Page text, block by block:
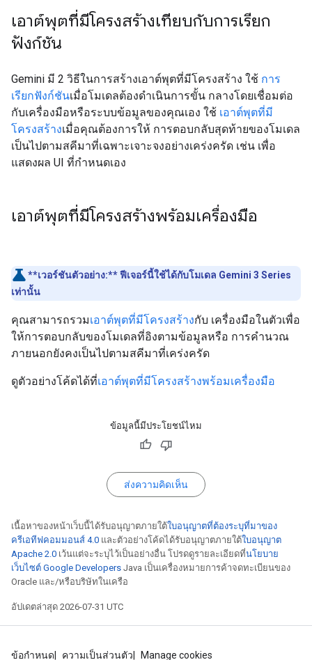
เอาต์พุตที่มีโครงสร้างเทียบกับการเรียก
ฟังก์ชัน
Gemini มี 2 วิธีในการสร้างเอาต์พุตที่มีโครงสร้าง ใช้ การ
เรียกฟังก์ชันเมื่อโมเดลต้องดำเนินการขั้น กลางโดยเชื่อมต่อ
กับเครื่องมือหรือระบบข้อมูลของคุณเอง ใช้ เอาต์พุตที่มี
โครงสร้างเมื่อคุณต้องการให้ การตอบกลับสุดท้ายของโมเดล
เป็นไปตามสคีมาที่เฉพาะเจาะจงอย่างเคร่งครัด เช่น เพื่อ
แสดงผล UI ที่กำหนดเอง
เอาต์พุตที่มีโครงสร้างพร้อมเครื่องมือ
**เวอร์ชันตัวอย่าง:**ฟีเจอร์นี้ใช้ได้กับโมเดล Gemini 3 Series
เท่านั้น
คุณสามารถรวมเอาต์พุตที่มีโครงสร้างกับ เครื่องมือในตัวเพื่อ
ให้การตอบกลับของโมเดลที่อิงตามข้อมูลหรือ การคำนวณ
ภายนอกยังคงเป็นไปตามสคีมาที่เคร่งครัด
ดูตัวอย่างโค้ดได้ที่เอาต์พุตที่มีโครงสร้างพร้อมเครื่องมือ
ข้อมูลนี้มีประโยชน์ไหม
ส่งความคิดเห็น
เนื้อหาของหน้าเว็บนี้ได้รับอนุญาตภายใต้ใบอนุญาตที่ต้องระบุที่มาของ
ครีเอทีฟคอมมอนส์ 4.0 และตัวอย่างโค้ดได้รับอนุญาตภายใต้ใบอนุญาต
Apache 2.0 เว้นแต่จะระบุไว้เป็นอย่างอื่น โปรดดูรายละเอียดที่นโยบาย
เว็บไซต์ Google Developers Java เป็นเครื่องหมายการค้าจดทะเบียนของ
Oracle และ/หรือบริษัทในเครือ
อัปเดตล่าสุด 2026-07-31 UTC
ข้อกำหนด ความเป็นส่วนตัว Manage cookies